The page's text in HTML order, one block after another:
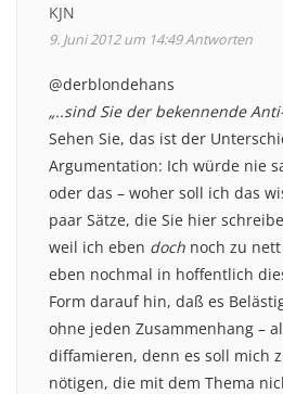
KJN
9. Juni 2012 um 14:49Antworten
@derblondehans
„..sind Sie der bekennende
Sehen Sie, das ist der
Argumentation: Ich würde nie
oder das – woher soll ich das
paar Sätze, die Sie hier
weil ich eben doch noch zu
eben nochmal in hoffentlich
Form darauf hin, daß es
ohne jeden Zusammenhang –
diffamieren, denn es soll mich
nötigen, die mit dem Thema